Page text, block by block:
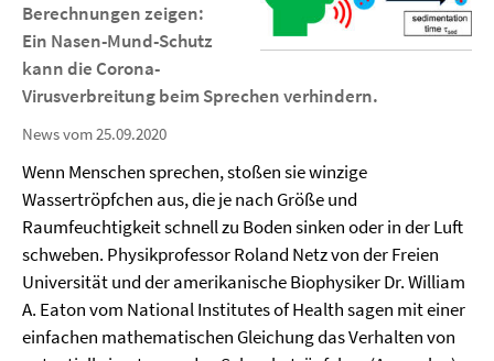
Berechnungen zeigen:
Ein Nasen-Mund-Schutz
kann die Corona-
Virusverbreitung beim Sprechen verhindern.
News vom 25.09.2020
Wenn Menschen sprechen, stoßen sie winzige
Wassertröpfchen aus, die je nach Größe und
Raumfeuchtigkeit schnell zu Boden sinken oder in der Luft
schweben. Physikprofessor Roland Netz von der Freien
Universität und der amerikanische Biophysiker Dr. William
A. Eaton vom National Institutes of Health sagen mit einer
einfachen mathematischen Gleichung das Verhalten von